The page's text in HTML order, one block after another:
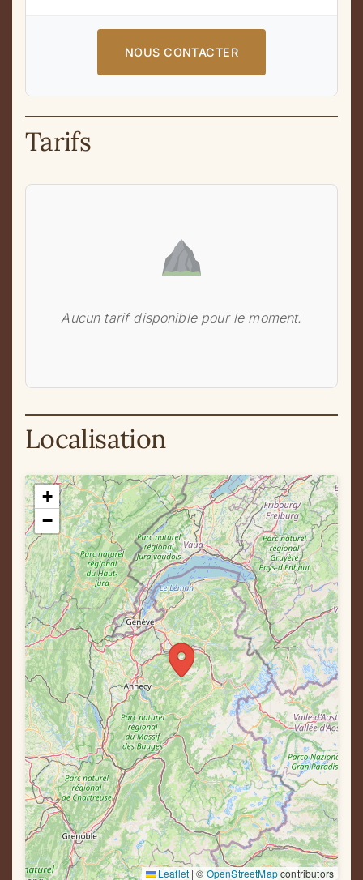
NOUS CONTACTER
Tarifs
Aucun tarif disponible pour le moment.
Localisation
Carte avec 1 location
+
−
Leaflet | © OpenStreetMapcontributors